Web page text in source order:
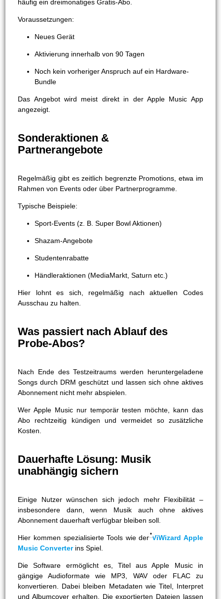
häufig ein dreimonatiges Gratis-Abo.
Voraussetzungen:
Neues Gerät
Aktivierung innerhalb von 90 Tagen
Noch kein vorheriger Anspruch auf ein Hardware-
Bundle
Das Angebot wird meist direkt in der Apple Music App
angezeigt.
Sonderaktionen &
Partnerangebote
Regelmäßig gibt es zeitlich begrenzte Promotions, etwa im
Rahmen von Events oder über Partnerprogramme.
Typische Beispiele:
Sport-Events (z. B. Super Bowl Aktionen)
Shazam-Angebote
Studentenrabatte
Händleraktionen (MediaMarkt, Saturn etc.)
Hier lohnt es sich, regelmäßig nach aktuellen Codes
Ausschau zu halten.
Was passiert nach Ablauf des
Probe-Abos?
Nach Ende des Testzeitraums werden heruntergeladene
Songs durch DRM geschützt und lassen sich ohne aktives
Abonnement nicht mehr abspielen.
Wer Apple Music nur temporär testen möchte, kann das
Abo rechtzeitig kündigen und vermeidet so zusätzliche
Kosten.
Dauerhafte Lösung: Musik
unabhängig sichern
Einige Nutzer wünschen sich jedoch mehr Flexibilität –
insbesondere dann, wenn Musik auch ohne aktives
Abonnement dauerhaft verfügbar bleiben soll.
Hier kommen spezialisierte Tools wie derViWizard Apple
Music Converterins Spiel.
Die Software ermöglicht es, Titel aus Apple Music in
gängige Audioformate wie MP3, WAV oder FLAC zu
konvertieren. Dabei bleiben Metadaten wie Titel, Interpret
und Albumcover erhalten. Die exportierten Dateien lassen